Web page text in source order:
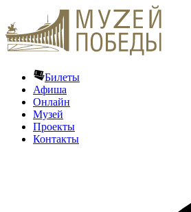
Билеты
Афиша
Онлайн
Музей
Проекты
Контакты